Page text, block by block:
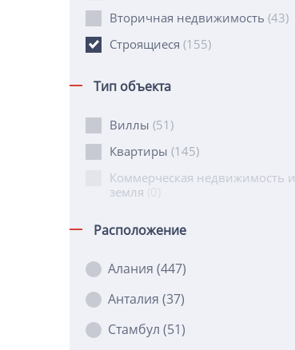
Вторичная недвижимость (43)
Строящиеся (155)
Тип объекта
Виллы (51)
Квартиры (145)
Коммерческая недвижимость и
земля
Расположение
Алания (447)
Анталия (37)
Стамбул (51)